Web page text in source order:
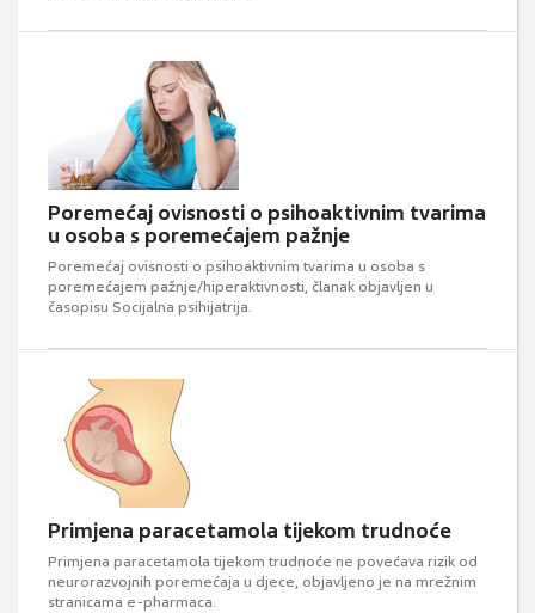
Poremećaj ovisnosti o psihoaktivnim tvarima
u osoba s poremećajem pažnje
Poremećaj ovisnosti o psihoaktivnim tvarima u osoba s
poremećajem pažnje/hiperaktivnosti, članak objavljen u
časopisu Socijalna psihijatrija.
Primjena paracetamola tijekom trudnoće
Primjena paracetamola tijekom trudnoće ne povećava rizik od
neurorazvojnih poremećaja u djece, objavljeno je na mrežnim
stranicama e-pharmaca.